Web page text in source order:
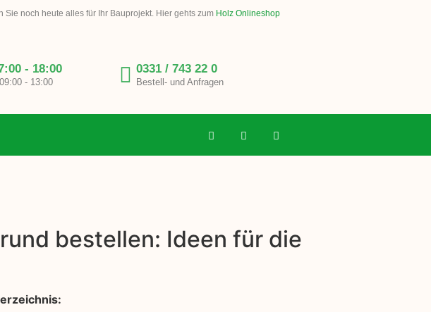
noch heute alles für Ihr Bauprojekt. Hier gehts zum Holz Onlineshop
- 18:00
- 13:00
0331 / 743 22 0
Bestell- und Anfragen
bestellen: Ideen für die